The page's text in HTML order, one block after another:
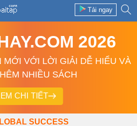
Tải ngay
2026
VỚI LỜI GIẢI DỄ HIỂU VÀ
NHIỀU SÁCH
CHI TIẾT
SUCCESS